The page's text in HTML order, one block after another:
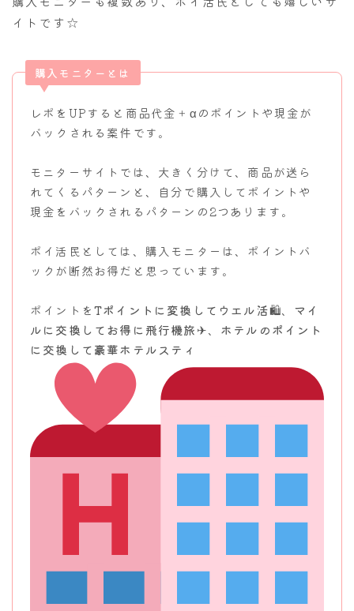
イトです☆
購入モニターとは
レポをUPすると商品代金＋αのポイントや現金が
バックされる案件です。
モニターサイトでは、大きく分けて、商品が送ら
れてくるパターンと、自分で購入してポイントや
現金をバックされるパターンの2つあります。
ポイ活民としては、購入モニターは、ポイントバ
ックが断然お得だと思っています。
ポイントをTポイントに変換してウエル活🛍、 マイ
ルに交換してお得に飛行機旅✈、 ホテルのポイント
に交換して豪華ホテルスティ